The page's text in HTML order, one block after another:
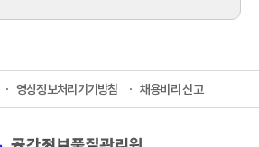
영상정보처리기기방침 채용비리 신고